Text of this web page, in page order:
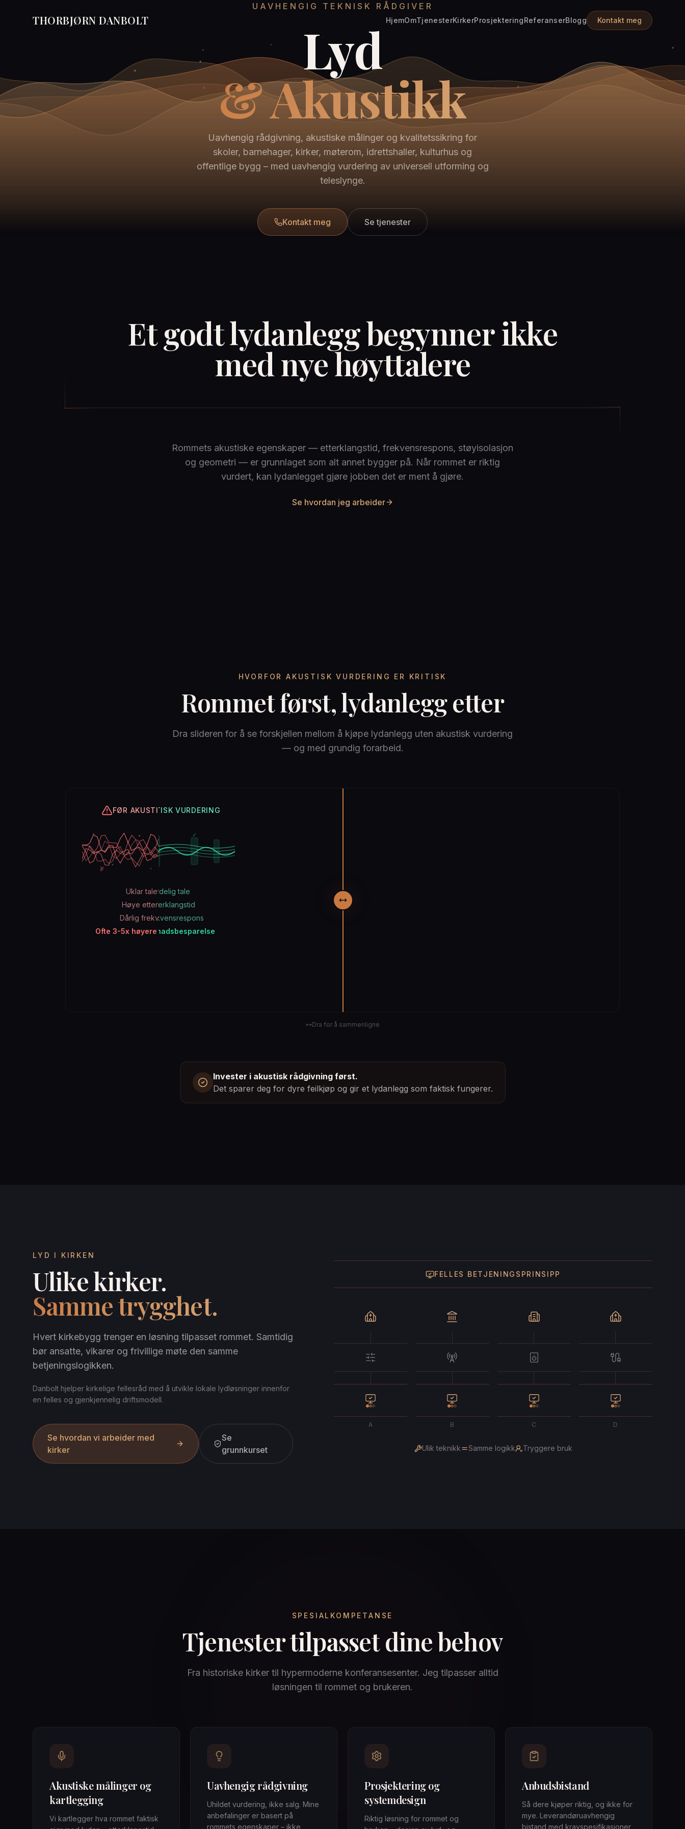
THORBJØRN DANBOLT HjemOmTjenesterKirkerProsjekteringReferanserBlogg Kontakt meg
UAVHENGIG TEKNISK RÅDGIVER
Lyd
& Akustikk
Uavhengig rådgivning, akustiske målinger og kvalitetssikring for
skoler, barnehager, kirker, møterom, idrettshaller, kulturhus og
offentlige bygg – med uavhengig vurdering av universell utforming og
teleslynge.
Kontakt meg Se tjenester
Et godt lydanlegg begynner ikke
med nye høyttalere
Det begynner med rommet
Rommets akustiske egenskaper — etterklangstid, frekvensrespons, støyisolasjon
og geometri — er grunnlaget som alt annet bygger på. Når rommet er riktig
vurdert, kan lydanlegget gjøre jobben det er ment å gjøre.
Se hvordan jeg arbeider
HVORFOR AKUSTISK VURDERING ER KRITISK
Rommet først, lydanlegg etter
Dra slideren for å se forskjellen mellom å kjøpe lydanlegg uten akustisk vurdering
— og med grundig forarbeid.
FØR AKUSTISK VURDERING
✕
Uklar taleforståelse
Høye etterklangstider
Dårlig frekvensbalanse
Ofte 3-5x høyere kostnader på sikt
ETTER AKUSTISK VURDERING
✓
Klar og tydelig tale
Optimal etterklangstid
Balansert frekvensrespons
Langsiktig kostnadsbesparelse
Dra for å sammenligne
Invester i akustisk rådgivning først.
Det sparer deg for dyre feilkjøp og gir et lydanlegg som faktisk fungerer.
LYD I KIRKEN
Ulike kirker.
Samme trygghet.
Hvert kirkebygg trenger en løsning tilpasset rommet. Samtidig
bør ansatte, vikarer og frivillige møte den samme
betjeningslogikken.
Danbolt hjelper kirkelige fellesråd med å utvikle lokale lydløsninger innenfor
en felles og gjenkjennelig driftsmodell.
Se hvordan vi arbeider med
kirker
Se
grunnkurset
FELLES BETJENINGSPRINSIPP
A B C D
Ulik teknikk Samme logikk Tryggere bruk
SPESIALKOMPETANSE
Tjenester tilpasset dine behov
Fra historiske kirker til hypermoderne konferansesenter. Jeg tilpasser alltid
løsningen til rommet og brukeren.
Akustiske målinger og
kartlegging
Vi kartlegger hva rommet faktisk
Uavhengig rådgivning
Uhildet vurdering, ikke salg. Mine
anbefalinger er basert på
rommets egenskaper – ikke
Prosjektering og
systemdesign
Riktig løsning for rommet og
Anbudsbistand
Så dere kjøper riktig, og ikke for
mye. Leverandøruavhengig
bistand med kravspesifikasjoner,